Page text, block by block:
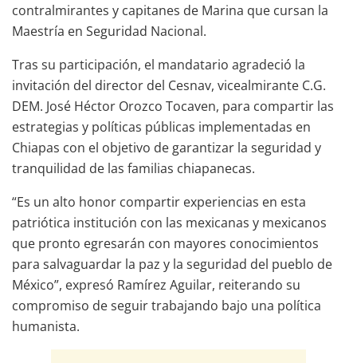
contralmirantes y capitanes de Marina que cursan la
Maestría en Seguridad Nacional.
Tras su participación, el mandatario agradeció la
invitación del director del Cesnav, vicealmirante C.G.
DEM. José Héctor Orozco Tocaven, para compartir las
estrategias y políticas públicas implementadas en
Chiapas con el objetivo de garantizar la seguridad y
tranquilidad de las familias chiapanecas.
“Es un alto honor compartir experiencias en esta
patriótica institución con las mexicanas y mexicanos
que pronto egresarán con mayores conocimientos
para salvaguardar la paz y la seguridad del pueblo de
México”, expresó Ramírez Aguilar, reiterando su
compromiso de seguir trabajando bajo una política
humanista.